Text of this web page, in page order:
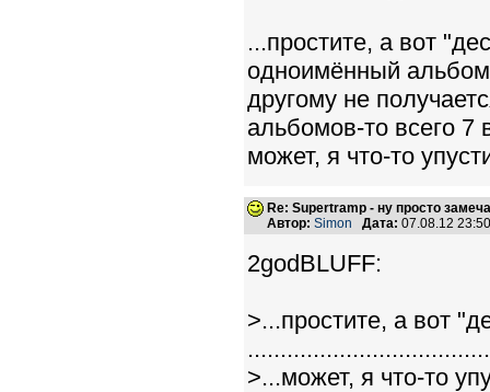
...простите, а вот
одноимённый альбом
другому не
альбомов-то всего 7
может, я что-то
Re: Supertramp - ну просто
Автор: Simon Дата: 07.08.12
2godBLUFF:
>...простите, а вот
>...может, я что-то